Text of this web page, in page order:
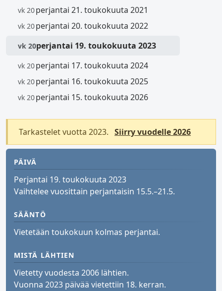
vk 20perjantai 21. toukokuuta 2021
vk 20perjantai 20. toukokuuta 2022
vk 20perjantai 19. toukokuuta 2023
vk 20perjantai 17. toukokuuta 2024
vk 20perjantai 16. toukokuuta 2025
vk 20perjantai 15. toukokuuta 2026
Tarkastelet vuotta 2023. Siirry vuodelle 2026
PÄIVÄ
Perjantai 19. toukokuuta 2023
Vaihtelee vuosittain perjantaisin 15.5.–21.5.
SÄÄNTÖ
Vietetään toukokuun kolmas perjantai.
MISTÄ LÄHTIEN
Vietetty vuodesta 2006 lähtien.
Vuonna 2023 päivää vietettiin 18. kerran.